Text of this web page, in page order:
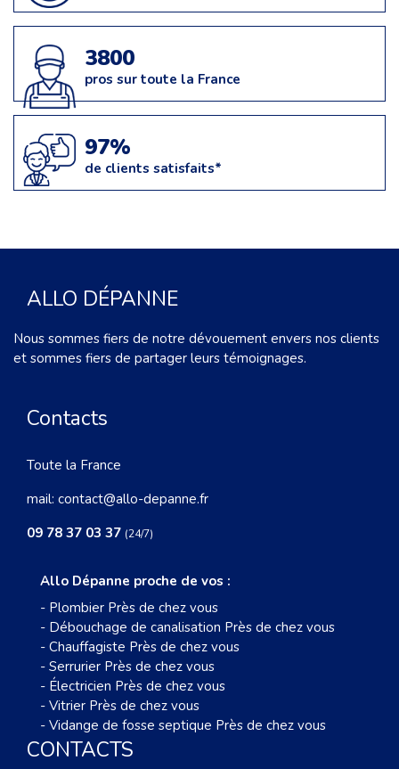
3800
pros sur toute la France
97%
de clients satisfaits*
ALLO DÉPANNE
Nous sommes fiers de notre dévouement envers nos clients
et sommes fiers de partager leurs témoignages.
Contacts
Toute la France
mail: contact@allo-depanne.fr
09 78 37 03 37 (24/7)
Allo Dépanne proche de vos :
- Plombier Près de chez vous
- Débouchage de canalisation Près de chez vous
- Chauffagiste Près de chez vous
- Serrurier Près de chez vous
- Électricien Près de chez vous
- Vitrier Près de chez vous
- Vidange de fosse septique Près de chez vous
CONTACTS